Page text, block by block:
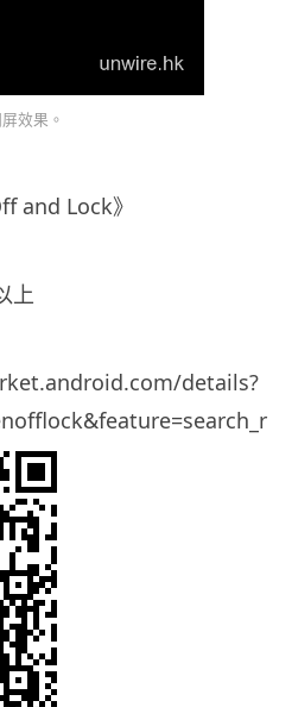
效果。
and Lock》
上
details?